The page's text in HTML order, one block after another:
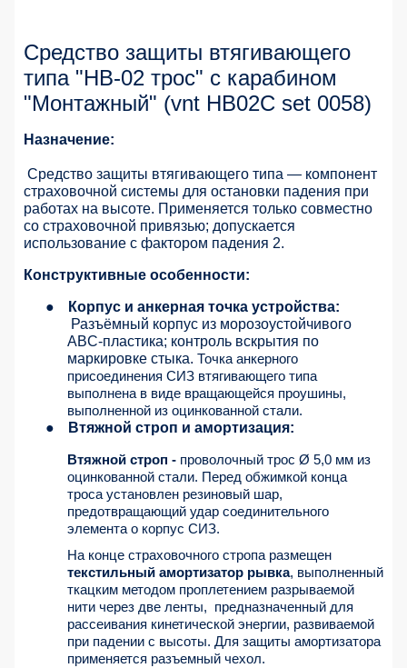
Средство защиты втягивающего
типа "НВ-02 трос" с карабином
"Монтажный" (vnt HB02C set 0058)
Назначение:
Средство защиты втягивающего типа — компонент
страховочной системы для остановки падения при
работах на высоте. Применяется только совместно
со страховочной привязью; допускается
использование с фактором падения 2.
Конструктивные особенности:
●
Корпус и анкерная точка устройства:
Разъёмный корпус из морозоустойчивого
ABC-пластика; контроль вскрытия по
маркировке стыка. Точка анкерного
присоединения СИЗ втягивающего типа
выполнена в виде вращающейся проушины,
выполненной из оцинкованной стали.
●
Втяжной строп и амортизация:
Втяжной строп - проволочный трос Ø 5,0 мм из
оцинкованной стали. Перед обжимкой конца
троса установлен резиновый шар,
предотвращающий удар соединительного
элемента о корпус СИЗ.
На конце страховочного стропа размещен
текстильный амортизатор рывка, выполненный
ткацким методом проплетением разрываемой
нити через две ленты, предназначенный для
рассеивания кинетической энергии, развиваемой
при падении с высоты. Для защиты амортизатора
применяется разъемный чехол.